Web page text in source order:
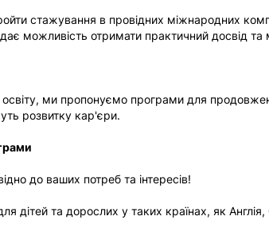
стажування в провідних міжнародних
можливість отримати практичний досвід та
ми пропонуємо програми для
розвитку кар'єри.
до ваших потреб та інтересів!
дітей та дорослих у таких країнах, як